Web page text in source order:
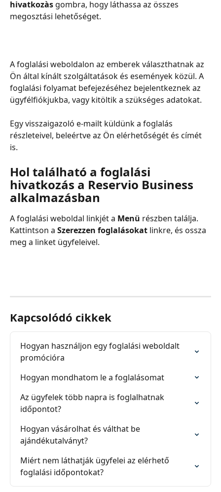
hivatkozàs gombra, hogy láthassa az összes
megosztási lehetőséget.
A foglalási weboldalon az emberek választhatnak az
Ön által kínált szolgáltatások és események közül. A
foglalási folyamat befejezéséhez bejelentkeznek az
ügyfélfiókjukba, vagy kitöltik a szükséges adatokat.
Egy visszaigazoló e-mailt küldünk a foglalás
részleteivel, beleértve az Ön elérhetőségét és címét
is.
Hol található a foglalási
hivatkozás a Reservio Business
alkalmazásban
A foglalási weboldal linkjét a Menü részben találja.
Kattintson a Szerezzen foglalásokat linkre, és ossza
meg a linket ügyfeleivel.
Kapcsolódó cikkek
Hogyan használjon egy foglalási weboldalt
promócióra
Hogyan mondhatom le a foglalásomat
Az ügyfelek több napra is foglalhatnak
időpontot?
Hogyan vásárolhat és válthat be
ajándékutalványt?
Miért nem láthatják ügyfelei az elérhető
foglalási időpontokat?